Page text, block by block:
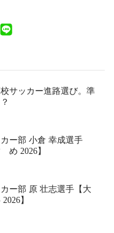
サッカー進路選び。準
ー部 小倉 幸成選手
め 2026】
ー部 原 壮志選手【大
】